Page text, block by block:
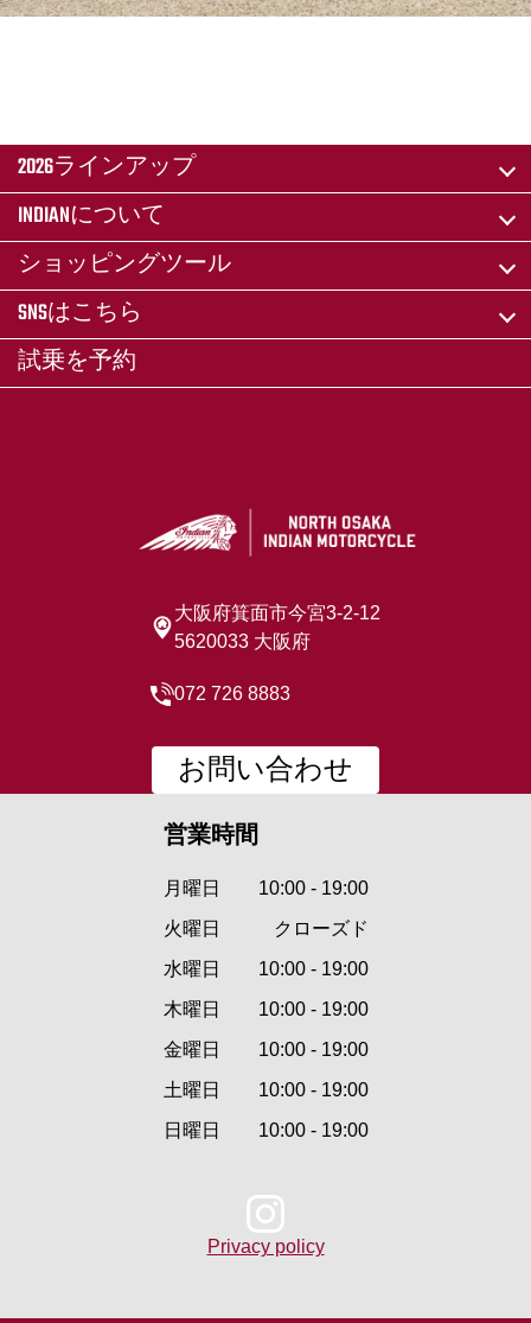
2026ラインアップ
INDIANについて
ショッピングツール
SNSはこちら
試乗を予約
大阪府箕面市今宮3-2-12
5620033 大阪府
072 726 8883
お問い合わせ
営業時間
月曜日
10:00 - 19:00
火曜日
クローズド
水曜日
10:00 - 19:00
木曜日
10:00 - 19:00
金曜日
10:00 - 19:00
土曜日
10:00 - 19:00
日曜日
10:00 - 19:00
Privacy policy